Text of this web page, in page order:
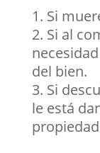
Si
Si al
del bien.
Si
le está